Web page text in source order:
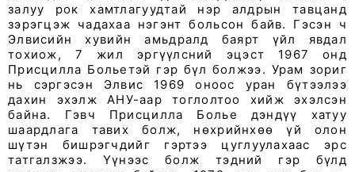
залуу рок хамтлагуудтай нэр алдрын тавцанд
зэрэгцэж чадахаа нэгэнт больсон байв. Гэсэн ч
Элвисийн хувийн амьдралд баярт үйл явдал
тохиож, 7 жил эргүүлсний эцэст 1967 онд
Присцилла Больетэй гэр бүл болжээ. Урам зориг
нь сэргэсэн Элвис 1969 оноос уран бүтээлээ
дахин эхэлж АНУ-аар тоглолтоо хийж эхэлсэн
байна. Гэвч Присцилла Болье дэндүү хатуу
шаардлага тавих болж, нөхрийнхөө үй олон
шүтэн бишрэгчдийг гэртээ цуглуулахаас эрс
татгалзжээ. Yүнээс болж тэдний гэр бүлд